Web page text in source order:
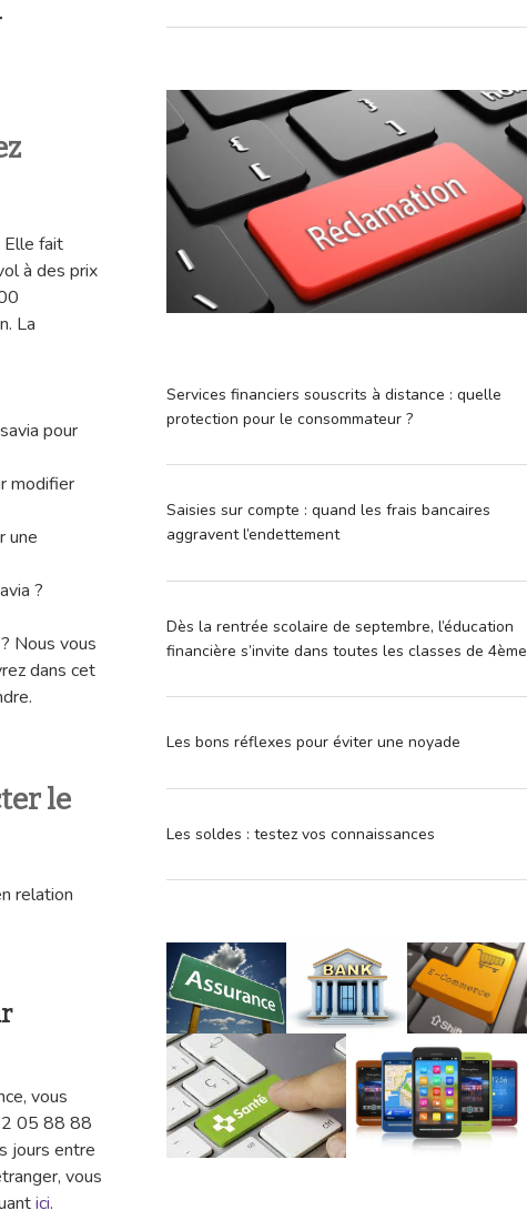
Elle fait
à des prix
La
pour
modifier
une
?
Nous vous
dans cet
le
relation
vous
05 88 88
jours entre
vous
ici.
Services financiers souscrits à distance : quelle
protection pour le consommateur ?
Saisies sur compte : quand les frais bancaires
aggravent l’endettement
Dès la rentrée scolaire de septembre, l’éducation
financière s’invite dans toutes les classes de 4ème
Les bons réflexes pour éviter une noyade
Les soldes : testez vos connaissances